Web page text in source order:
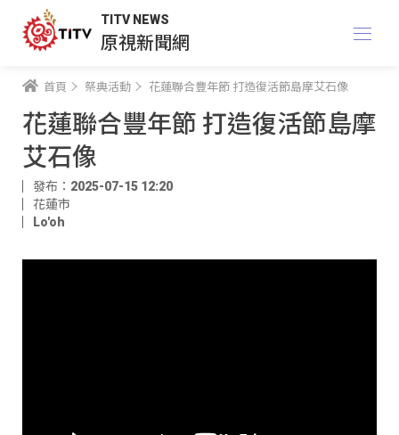
TITV NEWS
原視新聞網
首頁 祭典活動 花蓮聯合豐年節 打造復活節島摩艾石像
花蓮聯合豐年節 打造復活節島摩
艾石像
發布：2025-07-15 12:20
花蓮市
Lo'oh